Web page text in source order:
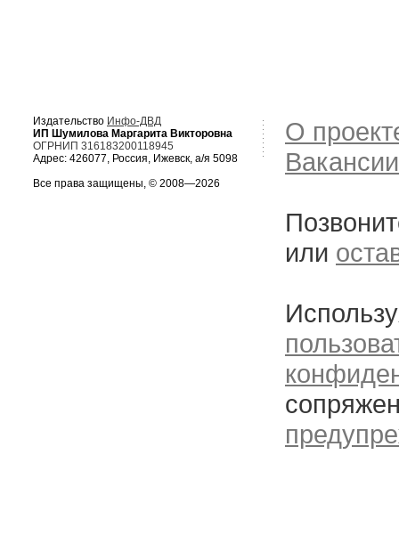
Издательство Инфо-ДВД
ИП Шумилова Маргарита Викторовна
ОГРНИП 316183200118945
Адрес: 426077, Россия, Ижевск, а/я 5098
Все права защищены, © 2008—2026
О
Вакансии
или